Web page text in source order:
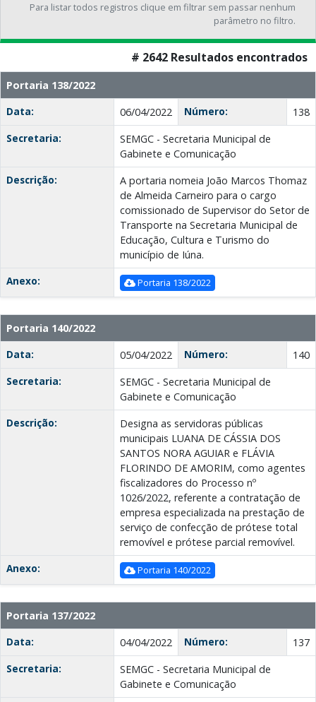
Para listar todos registros clique em filtrar sem passar nenhum
parâmetro no filtro.
# 2642 Resultados encontrados
Portaria 138/2022
Data:
06/04/2022 Número:
138
Secretaria:
SEMGC - Secretaria Municipal de
Gabinete e Comunicação
Descrição:
A portaria nomeia João Marcos Thomaz
de Almeida Carneiro para o cargo
comissionado de Supervisor do Setor de
Transporte na Secretaria Municipal de
Educação, Cultura e Turismo do
município de Iúna.
Anexo:
Portaria 138/2022
Portaria 140/2022
Data:
05/04/2022 Número:
140
Secretaria:
SEMGC - Secretaria Municipal de
Gabinete e Comunicação
Descrição:
Designa as servidoras públicas
municipais LUANA DE CÁSSIA DOS
SANTOS NORA AGUIAR e FLÁVIA
FLORINDO DE AMORIM, como agentes
fiscalizadores do Processo nº
1026/2022, referente a contratação de
empresa especializada na prestação de
serviço de confecção de prótese total
removível e prótese parcial removível.
Anexo:
Portaria 140/2022
Portaria 137/2022
Data:
04/04/2022 Número:
137
Secretaria:
SEMGC - Secretaria Municipal de
Gabinete e Comunicação